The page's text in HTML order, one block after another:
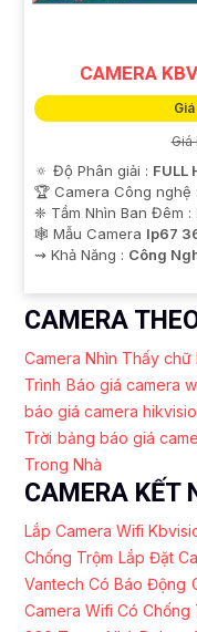
CAMERA
Giá
🔅 Độ Phân giải : FULL
🏆 Camera Công nghệ :
❈ Tầm Nhìn Ban Đêm :
🕸️ Mẫu Camera Ip67
️⇝ Khả Năng : Công
CAMERA
Camera Nhìn Thấy chữ
Trình Báo giá camera
báo giá camera
Trời bảng báo giá
Trong Nhà
CAMERA KẾT
Lắp Camera Wifi
Chống Trộm Lắp Đặt
Vantech Có Báo Động
Camera Wifi Có Chống